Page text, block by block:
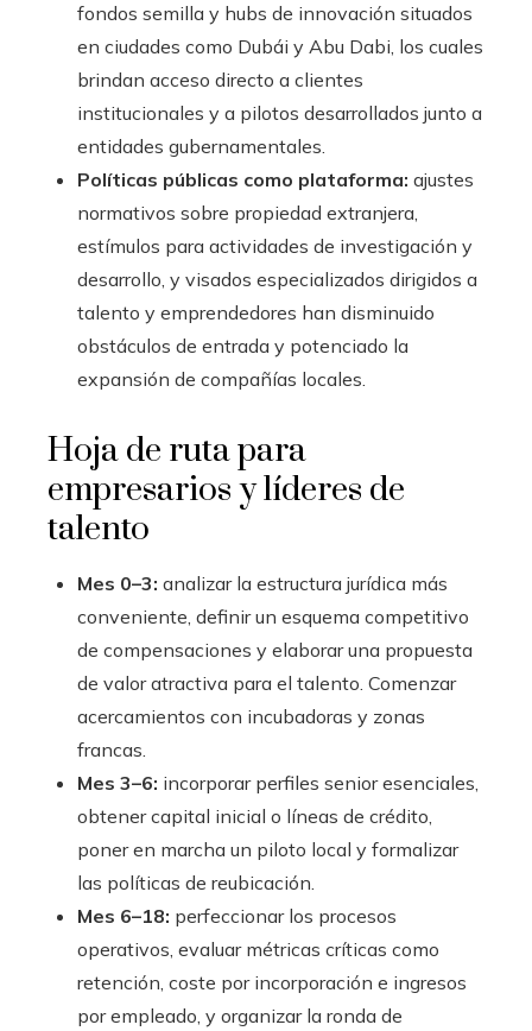
fondos semilla y hubs de innovación situados
en ciudades como Dubái y Abu Dabi, los cuales
brindan acceso directo a clientes
institucionales y a pilotos desarrollados junto a
entidades gubernamentales.
Políticas públicas como plataforma: ajustes
normativos sobre propiedad extranjera,
estímulos para actividades de investigación y
desarrollo, y visados especializados dirigidos a
talento y emprendedores han disminuido
obstáculos de entrada y potenciado la
expansión de compañías locales.
Hoja de ruta para
empresarios y líderes de
talento
Mes 0–3: analizar la estructura jurídica más
conveniente, definir un esquema competitivo
de compensaciones y elaborar una propuesta
de valor atractiva para el talento. Comenzar
acercamientos con incubadoras y zonas
francas.
Mes 3–6: incorporar perfiles senior esenciales,
obtener capital inicial o líneas de crédito,
poner en marcha un piloto local y formalizar
las políticas de reubicación.
Mes 6–18: perfeccionar los procesos
operativos, evaluar métricas críticas como
retención, coste por incorporación e ingresos
por empleado, y organizar la ronda de